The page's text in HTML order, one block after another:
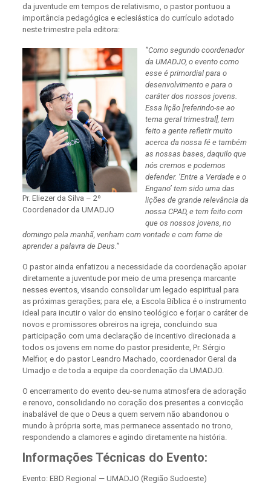
da juventude em tempos de relativismo, o pastor pontuou a
importância pedagógica e eclesiástica do currículo adotado
neste trimestre pela editora:
Pr. Eliezer da Silva – 2º
Coordenador da UMADJO
​”Como segundo coordenador
da UMADJO, o evento como
esse é primordial para o
desenvolvimento e para o
caráter dos nossos jovens.
Essa lição [referindo-se ao
tema geral trimestral], tem
feito a gente refletir muito
acerca da nossa fé e também
as nossas bases, daquilo que
nós cremos e podemos
defender. ‘Entre a Verdade e o
Engano’ tem sido uma das
lições de grande relevância da
nossa CPAD, e tem feito com
que os nossos jovens, no
domingo pela manhã, venham com vontade e com fome de
aprender a palavra de Deus.”​
​O pastor ainda enfatizou a necessidade da coordenação apoiar
diretamente a juventude por meio de uma presença marcante
nesses eventos, visando consolidar um legado espiritual para
as próximas gerações; para ele, a Escola Bíblica é o instrumento
ideal para incutir o valor do ensino teológico e forjar o caráter de
novos e promissores obreiros na igreja, concluindo sua
participação com uma declaração de incentivo direcionada a
todos os jovens em nome do pastor presidente, Pr. Sérgio
Melfior, e do pastor Leandro Machado, coordenador Geral da
Umadjo e de toda a equipe da coordenação da UMADJO.
O encerramento do evento deu-se numa atmosfera de adoração
e renovo, consolidando no coração dos presentes a convicção
inabalável de que o Deus a quem servem não abandonou o
mundo à própria sorte, mas permanece assentado no trono,
respondendo a clamores e agindo diretamente na história.​
Informações Técnicas do Evento:​
Evento: EBD Regional — UMADJO (Região Sudoeste)​